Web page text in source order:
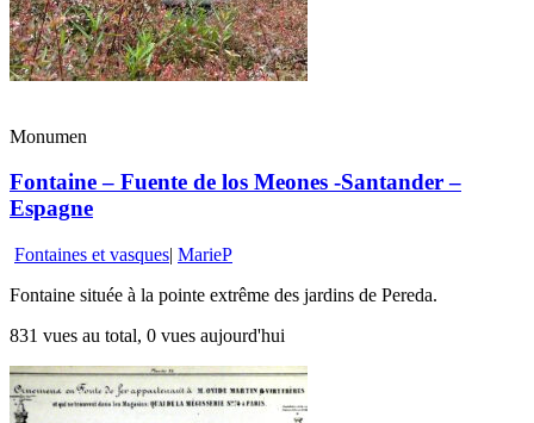
Monumen
Fontaine – Fuente de los Meones -Santander –
Espagne
Fontaines et vasques| MarieP
Fontaine située à la pointe extrême des jardins de Pereda.
831 vues au total, 0 vues aujourd'hui